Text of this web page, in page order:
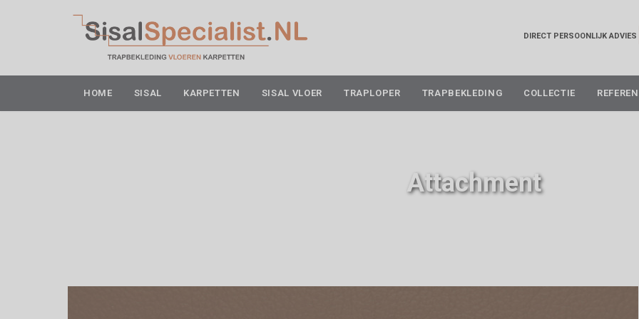
DIRECT PERSOONLIJK ADVIES
to
content
HOME SISAL KARPETTEN SISAL VLOER TRAPLOPER TRAPBEKLEDING COLLECTIE
Attachment